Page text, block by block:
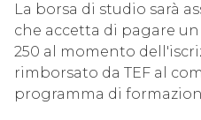
La borsa di studio sarà
che accetta di pagare
250 al momento
rimborsato da TEF al
programma di